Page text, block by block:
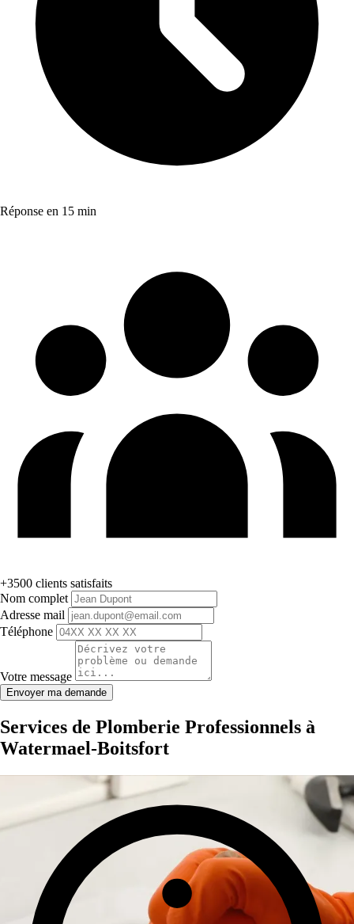
Réponse en 15 min
+3500 clients satisfaits
Nom complet
Adresse mail
Téléphone
Votre message
Envoyer ma demande
Services de Plomberie Professionnels à
Watermael-Boitsfort